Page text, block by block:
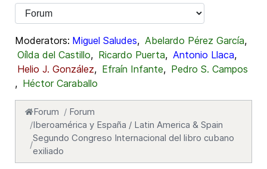
Moderators: Miguel Saludes, Abelardo Pérez García,
Oílda del Castillo, Ricardo Puerta, Antonio Llaca,
Helio J. González, Efraín Infante, Pedro S. Campos
, Héctor Caraballo
Forum
Forum
Iberoamérica y España / Latin America & Spain
Segundo Congreso Internacional del libro cubano
exiliado